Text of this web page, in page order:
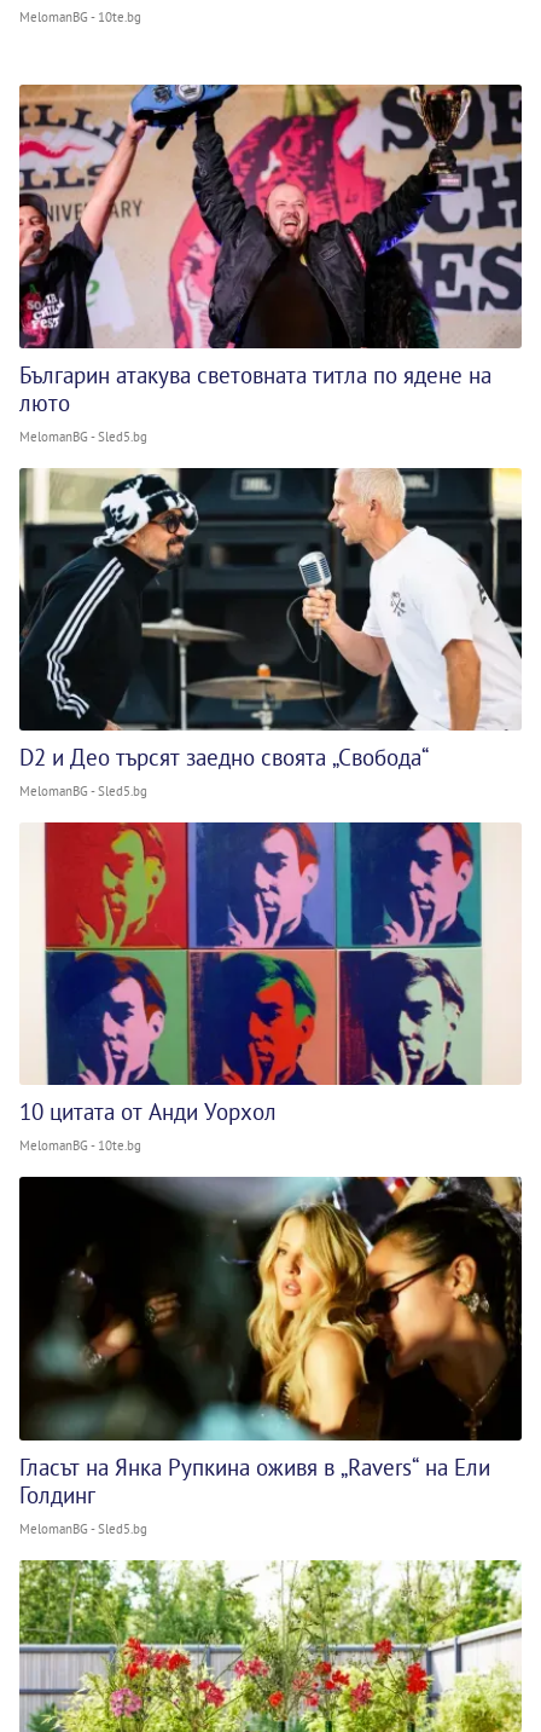
MelomanBG - 10te.bg
Българин атакува световната титла по ядене на
люто
MelomanBG - Sled5.bg
D2 и Део търсят заедно своята „Свобода“
MelomanBG - Sled5.bg
10 цитата от Анди Уорхол
MelomanBG - 10te.bg
Гласът на Янка Рупкина оживя в „Ravers“ на Ели
Голдинг
MelomanBG - Sled5.bg